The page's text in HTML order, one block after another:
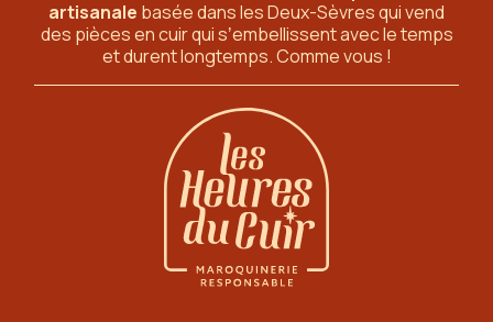
artisanale basée dans les Deux-Sèvresqui vend
des pièces en cuir qui sʼembellissent avec le temps
et durent longtemps. Comme vous !